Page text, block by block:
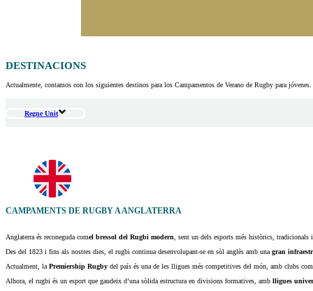
DESTINACIONS
Actualmente, contamos con los siguientes destinos para los Campamentos de Verano de Rugby para jóvenes.
Regne Unit
CAMPAMENTS DE RUGBY A ANGLATERRA
Anglaterra és reconeguda comel bressol del Rugbi modern, sent un dels esports més històrics,
Des del 1823 i fins als nostres dies, el rugbi continua desenvolupant-se en sòl anglès amb unagran
Actualment, laPremiership Rugby del país és una de les lligues més competitives del món, amb clubs
Alhora, el rugbi és un esport que gaudeix d’una sòlida estructura en divisions formatives, amb lligues